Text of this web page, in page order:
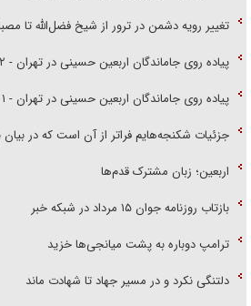
تغییر رویه دشمن در ترور از شیخ فضل‌الله تا
پیاده روی جاماندگان اربعین حسینی در تهران - ۲
پیاده روی جاماندگان اربعین حسینی در تهران - ۱
جزئیات شکنجه‌هایم فراتر از آن است که در
اربعین؛ زبان مشترک قدم‌ها
بازتاب روزنامه جوان ۱۵ مرداد در شبکه خبر
ترامپ دوباره به پشت میانجی‌ها خزید
دلتنگی نکرد و در مسیر جهاد تا شهادت ماند